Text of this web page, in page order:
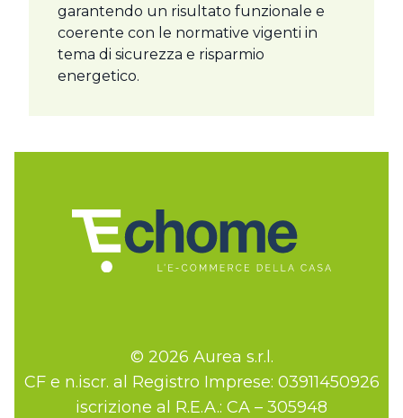
garantendo un risultato funzionale e
coerente con le normative vigenti in
tema di sicurezza e risparmio
energetico.
© 2026 Aurea s.r.l.
CF e n.iscr. al Registro Imprese: 03911450926
iscrizione al R.E.A.: CA – 305948